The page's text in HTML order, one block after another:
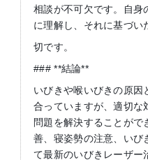
相談が不可欠です。自身
に理解し、それに基づい
切です。
### **結論**
いびきや喉いびきの原因
合っていますが、適切な
問題を解決することがで
善、寝姿勢の注意、いび
て最新のいびきレーザー